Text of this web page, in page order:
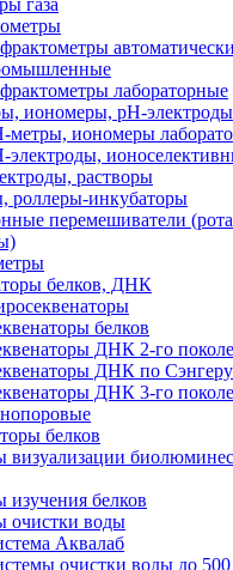
газа
лабораторные
иономеры, рН-электроды
метры, иономеры
электроды,
растворы
роллеры-инкубаторы
перемешиватели
белков, ДНК
белков
ДНК 2-го
ДНК по Сэнгеру
ДНК 3-го
белков
визуализации
изучения белков
очистки воды
Аквалаб
очистки воды до 500